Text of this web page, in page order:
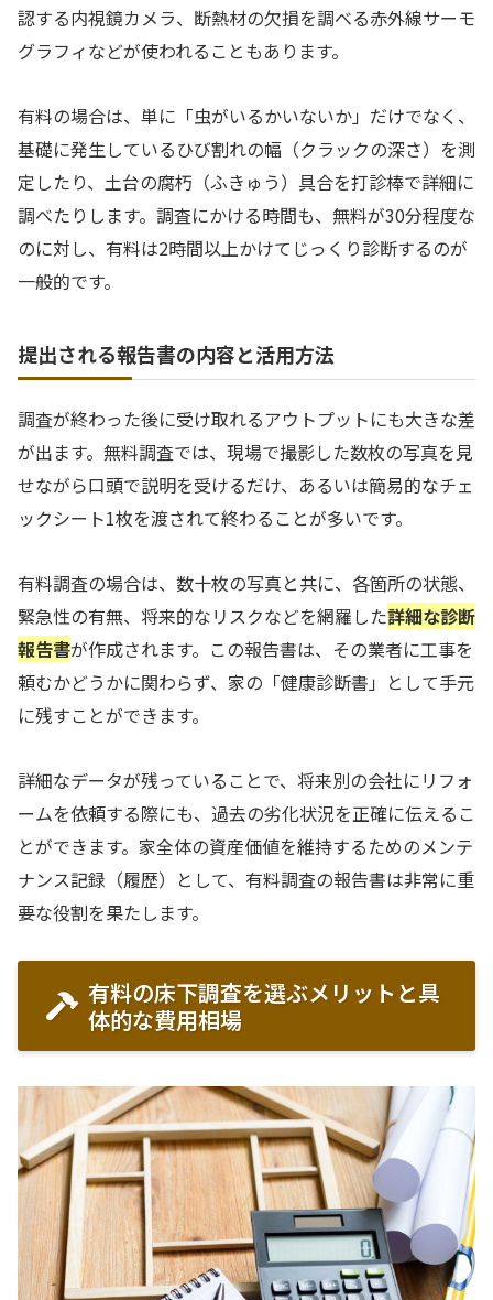
認する内視鏡カメラ、断熱材の欠損を調べる赤外線サーモ
グラフィなどが使われることもあります。
有料の場合は、単に「虫がいるかいないか」だけでなく、
基礎に発生しているひび割れの幅（クラックの深さ）を測
定したり、土台の腐朽（ふきゅう）具合を打診棒で詳細に
調べたりします。調査にかける時間も、無料が30分程度な
のに対し、有料は2時間以上かけてじっくり診断するのが
一般的です。
提出される報告書の内容と活用方法
調査が終わった後に受け取れるアウトプットにも大きな差
が出ます。無料調査では、現場で撮影した数枚の写真を見
せながら口頭で説明を受けるだけ、あるいは簡易的なチェ
ックシート1枚を渡されて終わることが多いです。
有料調査の場合は、数十枚の写真と共に、各箇所の状態、
緊急性の有無、将来的なリスクなどを網羅した詳細な診断
報告書が作成されます。この報告書は、その業者に工事を
頼むかどうかに関わらず、家の「健康診断書」として手元
に残すことができます。
詳細なデータが残っていることで、将来別の会社にリフォ
ームを依頼する際にも、過去の劣化状況を正確に伝えるこ
とができます。家全体の資産価値を維持するためのメンテ
ナンス記録（履歴）として、有料調査の報告書は非常に重
要な役割を果たします。
有料の床下調査を選ぶメリットと具
体的な費用相場